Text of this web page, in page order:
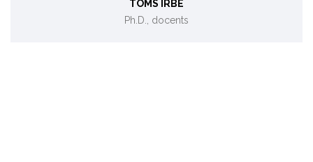
TOMS IRBE
Ph.D., docents